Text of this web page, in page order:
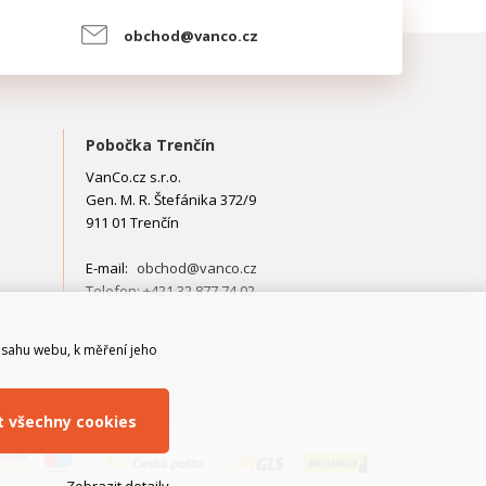
obchod@vanco.cz
Pobočka Trenčín
VanCo.cz s.r.o.
Gen. M. R. Štefánika 372/9
911 01 Trenčín
E-mail: obchod@vanco.cz
Telefon: +421 32 877 74 02
webu, k měření jeho
všechny cookies